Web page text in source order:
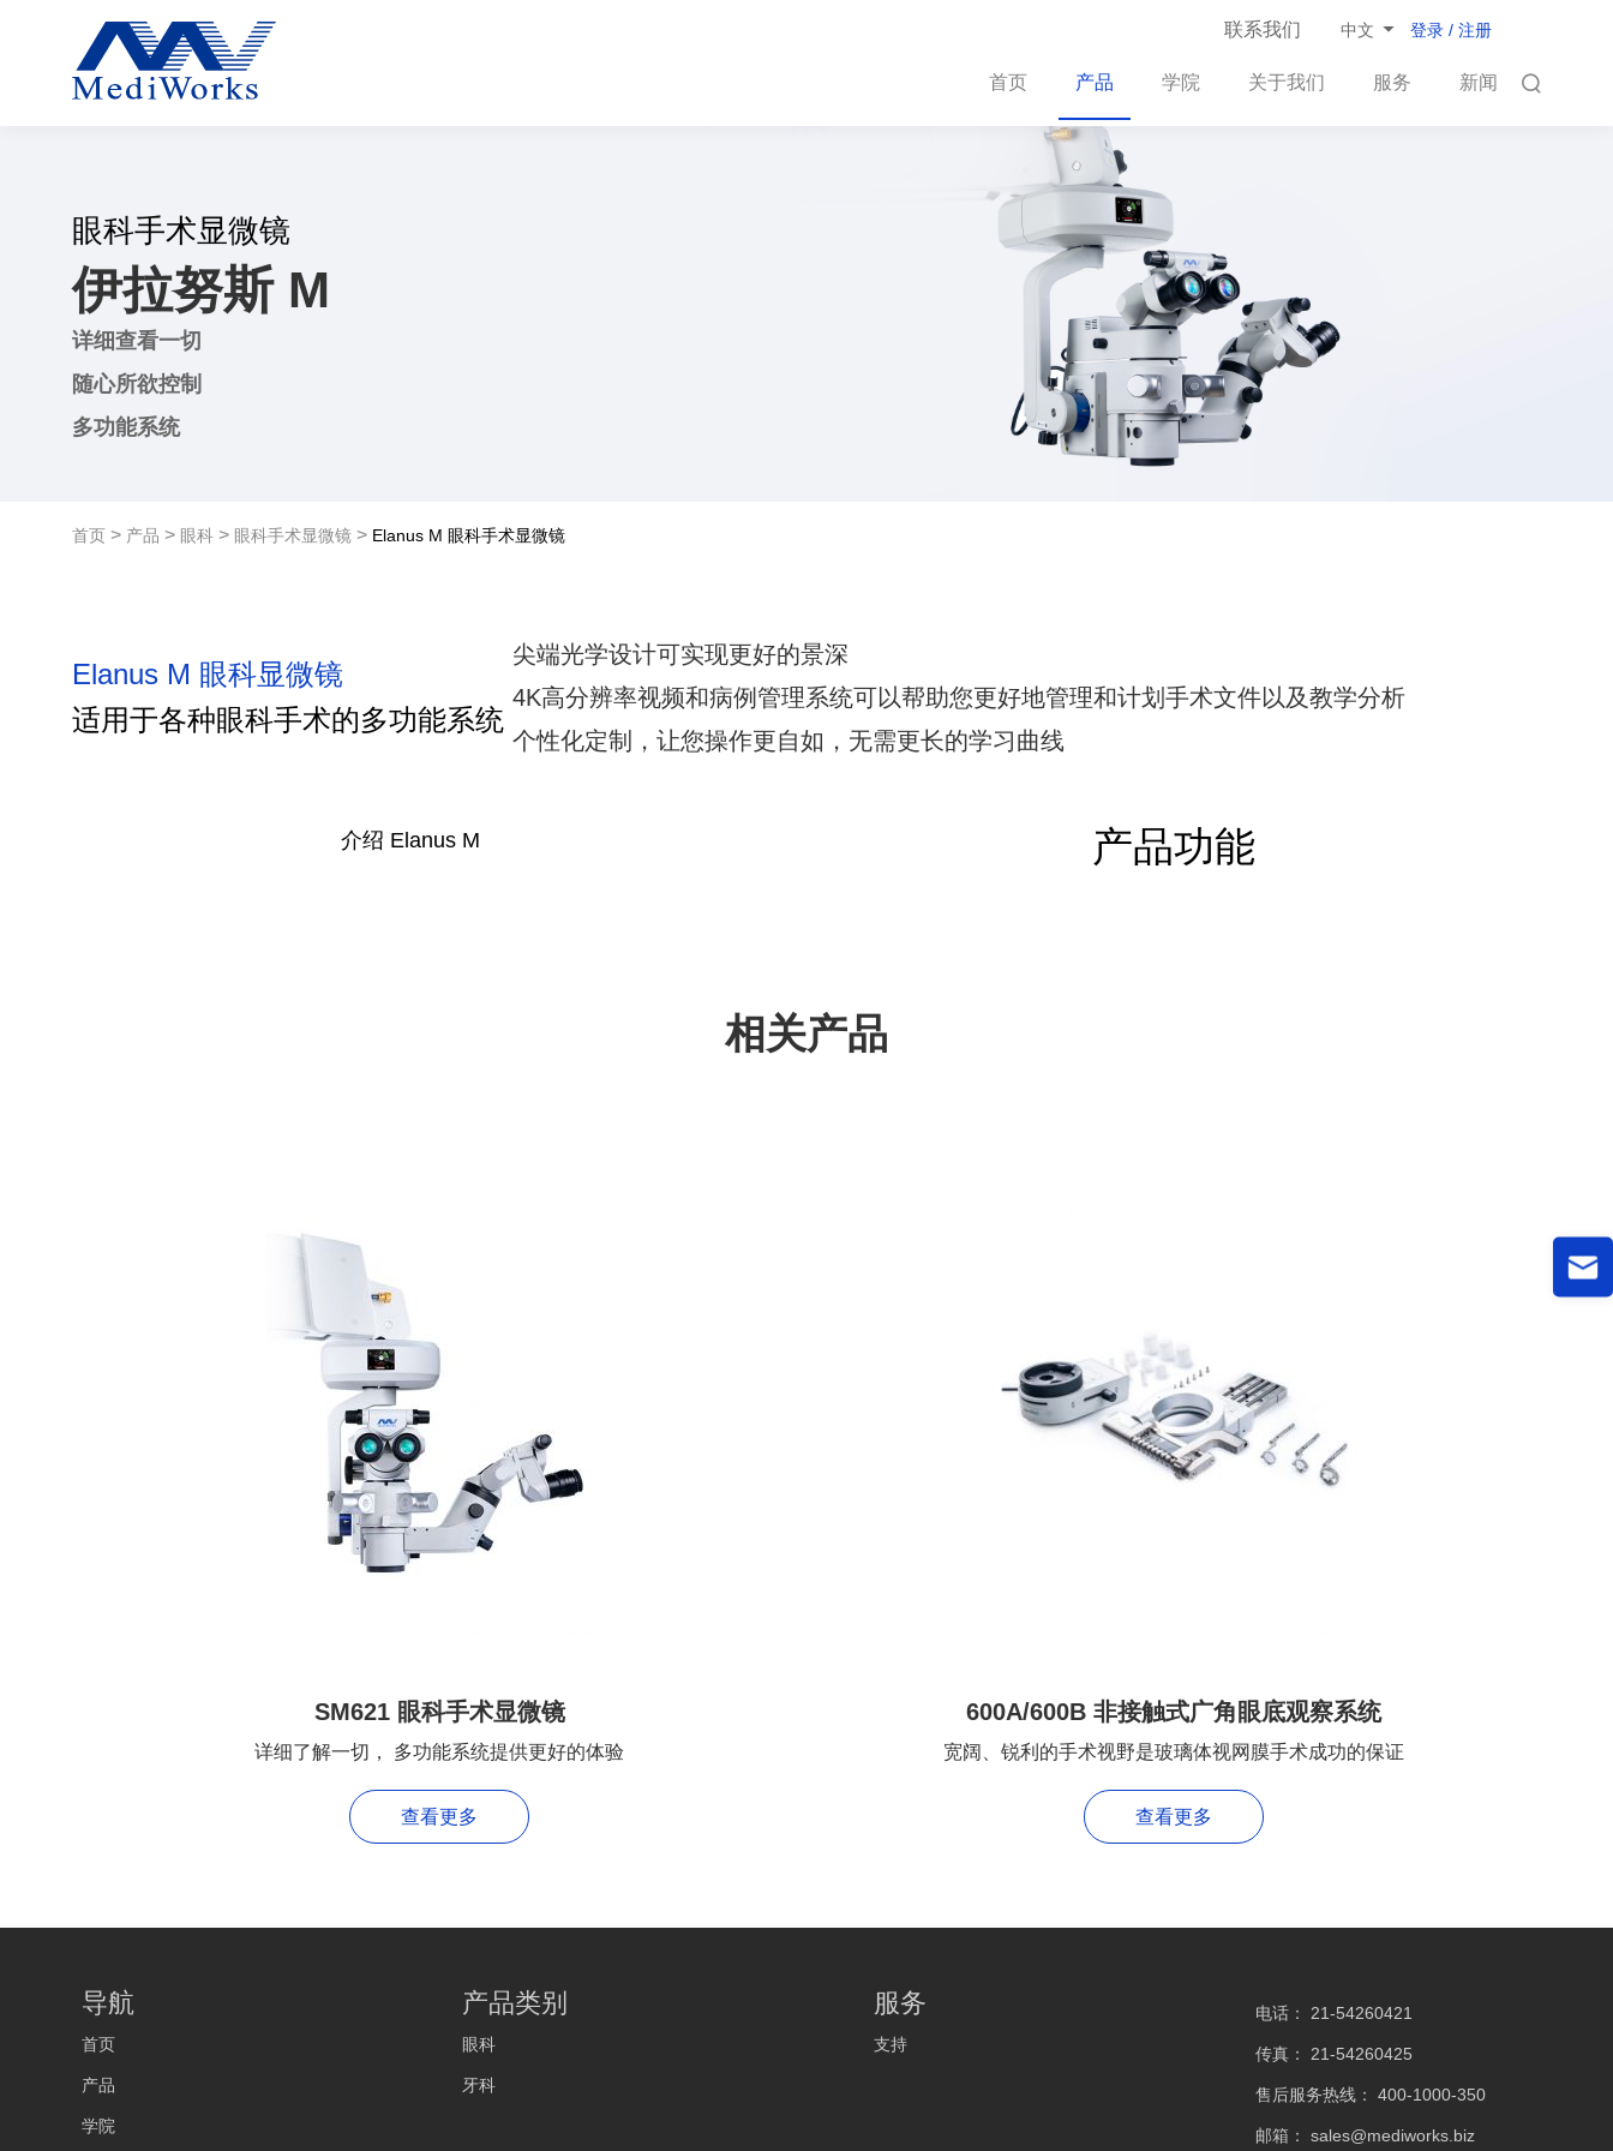
联系我们 中文 登录 / 注册
首页 产品 学院 关于我们 服务 新闻
眼科手术显微镜
伊拉努斯 M
详细查看一切
随心所欲控制
多功能系统
首页 > 产品 > 眼科 > 眼科手术显微镜 > Elanus M 眼科手术显微镜
Elanus M 眼科显微镜
适用于各种眼科手术的多功能系统
尖端光学设计可实现更好的景深
4K高分辨率视频和病例管理系统可以帮助您更好地管理和计划手术文件以及教学分析
个性化定制，让您操作更自如，无需更长的学习曲线
介绍 Elanus M 产品功能
相关产品
SM621 眼科手术显微镜
详细了解一切， 多功能系统提供更好的体验
查看更多
600A/600B 非接触式广角眼底观察系统
宽阔、锐利的手术视野是玻璃体视网膜手术成功的保证
查看更多
导航
首页
产品
学院
产品类别
眼科
牙科
服务
支持
电话： 21-54260421
传真： 21-54260425
售后服务热线： 400-1000-350
邮箱： sales@mediworks.biz